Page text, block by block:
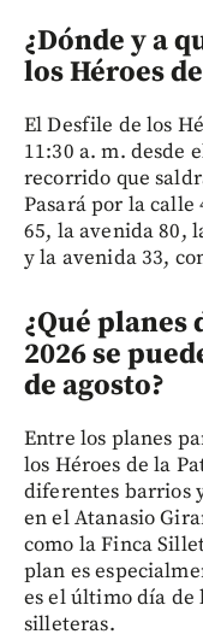
¿Dónde y a
los Héroes
El Desfile de los
11:30 a. m. desde
recorrido que
Pasará por la calle
65, la avenida 80,
y la avenida 33,
¿Qué planes
2026 se
de agosto?
Entre los planes
los Héroes de la
diferentes barrios
en el Atanasio
como la Finca
plan es
es el último día de
silleteras.